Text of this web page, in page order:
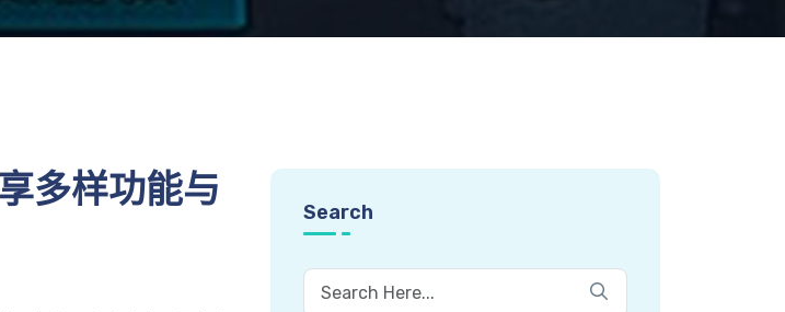
多样功能与
Search